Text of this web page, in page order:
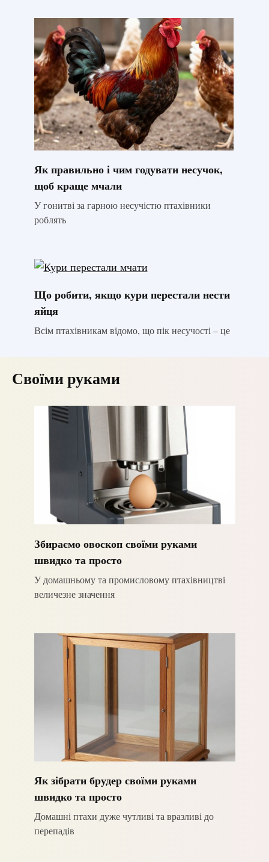
Як правильно і чим годувати несучок,
щоб краще мчали
У гонитві за гарною несучістю птахівники
роблять
Що робити, якщо кури перестали нести
яйця
Всім птахівникам відомо, що пік несучості – це
Своїми руками
Збираємо овоскоп своїми руками
швидко та просто
У домашньому та промисловому птахівництві
величезне значення
Як зібрати брудер своїми руками
швидко та просто
Домашні птахи дуже чутливі та вразливі до
перепадів